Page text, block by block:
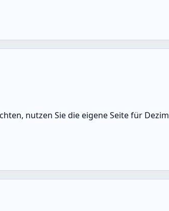
nutzen Sie die eigene Seite für